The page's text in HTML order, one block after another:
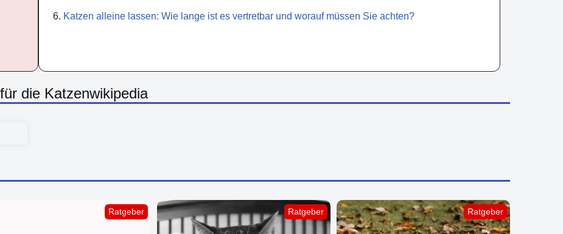
Katzen alleine lassen: Wie lange ist es vertretbar und worauf müssen Sie achten?
die Katzenwikipedia
Ratgeber Ratgeber Ratgeber